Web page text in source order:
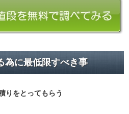
為に最低限すべき事
り をとってもらう